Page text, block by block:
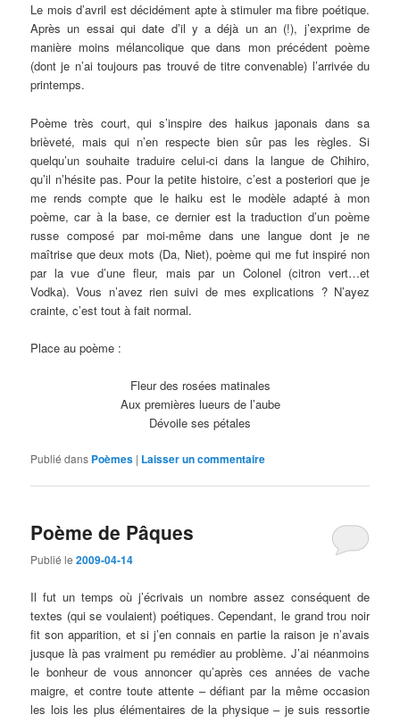
Le mois d’avril est décidément apte à stimuler ma fibre poétique.
Après un essai qui date d’il y a déjà un an (!), j’exprime de
manière moins mélancolique que dans mon précédent poème
(dont je n’ai toujours pas trouvé de titre convenable) l’arrivée du
printemps.
Poème très court, qui s’inspire des haikus japonais dans sa
brièveté, mais qui n’en respecte bien sûr pas les règles. Si
quelqu’un souhaite traduire celui-ci dans la langue de Chihiro,
qu’il n’hésite pas. Pour la petite histoire, c’est a posteriori que je
me rends compte que le haiku est le modèle adapté à mon
poème, car à la base, ce dernier est la traduction d’un poème
russe composé par moi-même dans une langue dont je ne
maîtrise que deux mots (Da, Niet), poème qui me fut inspiré non
par la vue d’une fleur, mais par un Colonel (citron vert…et
Vodka). Vous n’avez rien suivi de mes explications ? N’ayez
crainte, c’est tout à fait normal.
Place au poème :
Fleur des rosées matinales
Aux premières lueurs de l’aube
Dévoile ses pétales
Publié dans Poèmes | Laisser un commentaire
Poème de Pâques
Publié le2009-04-14
Il fut un temps où j’écrivais un nombre assez conséquent de
textes (qui se voulaient) poétiques. Cependant, le grand trou noir
fit son apparition, et si j’en connais en partie la raison je n’avais
jusque là pas vraiment pu remédier au problème. J’ai néanmoins
le bonheur de vous annoncer qu’après ces années de vache
maigre, et contre toute attente – défiant par la même occasion
les lois les plus élémentaires de la physique – je suis ressortie